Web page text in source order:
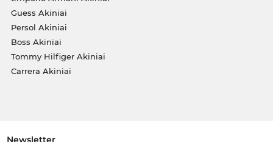
Guess Akiniai
Persol Akiniai
Boss Akiniai
Tommy Hilfiger Akiniai
Carrera Akiniai
Newsletter